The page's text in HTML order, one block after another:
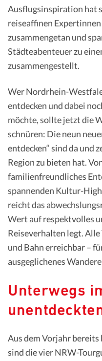
Ausflugsinspiration hat
reiseaffinen
zusammengetan und
Städteabenteuer zu
zusammengestellt.
Wer Nordrhein-​
entdecken und dabei
möchte, sollte jetzt die
schnüren: Die neun
entdecken“ sind da und
Region zu bieten hat.
familienfreundliches
spannenden Kultur-​
reicht das
Wert auf respektvolles
Reiseverhalten legt.
und Bahn erreichbar –
ausgeglichenes
Unterwegs
Aus dem Vorjahr
sind die vier NRW-​